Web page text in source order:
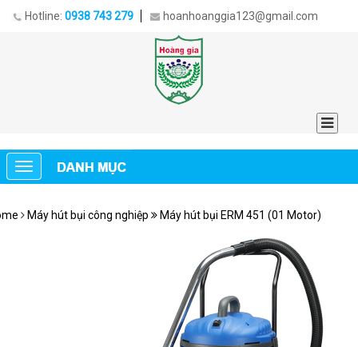
Hotline: 0938 743 279 hoanhoanggia123@gmail.com
Máy hút bụi công nghiệp Máy hút bụi ERM 451 (01 Motor)